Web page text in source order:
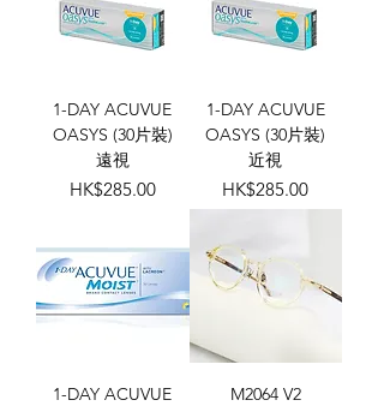
1-DAY ACUVUE
OASYS (30片裝)
遠視
價格
HK$285.00
1-DAY ACUVUE
OASYS (30片裝)
近視
價格
HK$285.00
1-DAY ACUVUE
M2064 V2